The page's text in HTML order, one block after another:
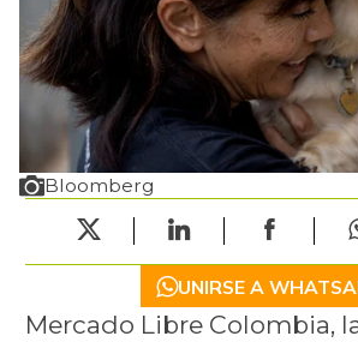
Bloomberg
UNIRSE A
Mercado Libre Colombia,